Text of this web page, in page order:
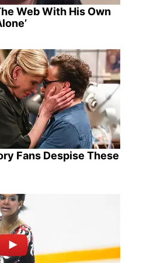
Web With His Own
Fans Despise These